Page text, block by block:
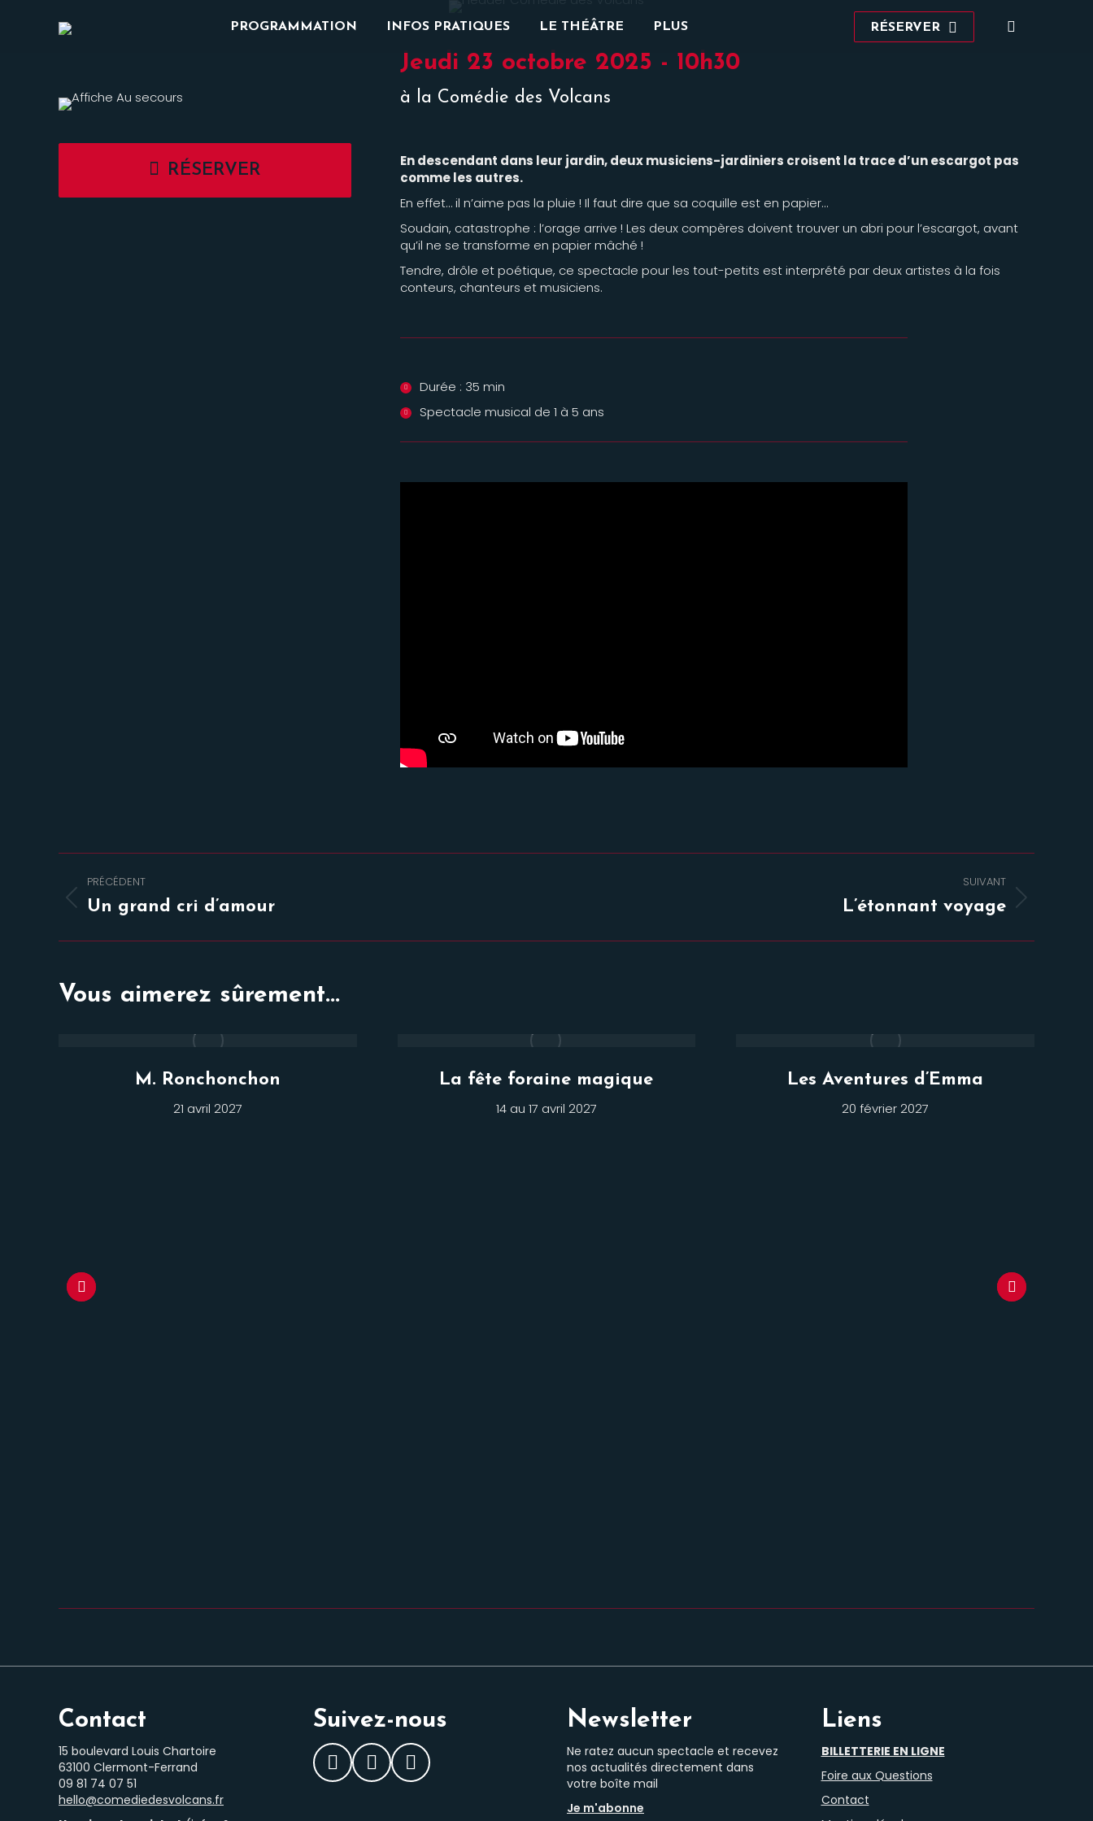
PROGRAMMATION INFOS PRATIQUES LE THÉÂTRE PLUS RÉSERVER
Recherche
RÉSERVER
Jeudi 23 octobre 2025 - 10h30
à la Comédie des Volcans
En descendant dans leur jardin, deux musiciens-jardiniers croisent la trace d’un escargot pas
comme les autres.
En effet… il n’aime pas la pluie ! Il faut dire que sa coquille est en papier…
Soudain, catastrophe : l’orage arrive ! Les deux compères doivent trouver un abri pour l’escargot, avant
qu’il ne se transforme en papier mâché !
Tendre, drôle et poétique, ce spectacle pour les tout-petits est interprété par deux artistes à la fois
conteurs, chanteurs et musiciens.
Durée : 35 min
Spectacle musical de 1 à 5 ans
Navigation
de
commentaire
PRÉCÉDENT
Onglet
Un grand cri d’amour
SUIVANT
L’étonnant voyage
Vous aimerez sûrement...
M. Ronchonchon
21 avril 2027
La fête foraine magique
14 au 17 avril 2027
Les Aventures d’Emma
20 février 2027
Contact
15 boulevard Louis Chartoire
63100 Clermont-Ferrand
‭09 81 74 07 51‬
hello@comediedesvolcans.fr
Suivez-nous
Facebook
InstagramLinkedIn
Newsletter
Ne ratez aucun spectacle et recevez
nos actualités directement dans
votre boîte mail
Je m'abonne
Liens
BILLETTERIE EN LIGNE
Foire aux Questions
Contact